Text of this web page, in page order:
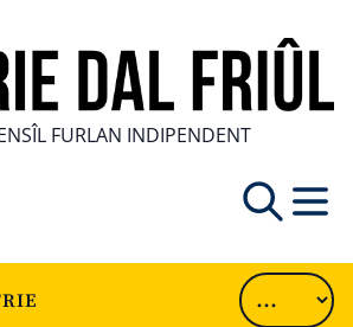
FURLAN INDIPENDENT